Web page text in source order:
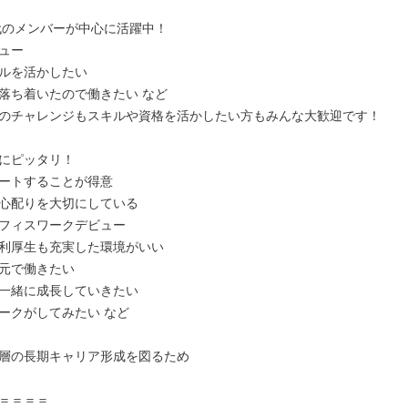
メンバーが中心に活躍中！
ー
を活かしたい
ち着いたので働きたい など
チャレンジもスキルや資格を活かしたい方もみんな大歓迎です！
ピッタリ！
トすることが得意
配りを大切にしている
ィスワークデビュー
厚生も充実した環境がいい
で働きたい
緒に成長していきたい
クがしてみたい など
の長期キャリア形成を図るため
＝＝＝